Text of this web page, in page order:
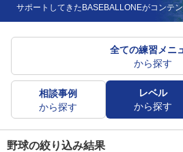
サポートしてきた BASEBALLONEがコンテ
全ての練習メニ
から探す
相談事例
から探す
レベル
から探す
野球の絞り込み結果